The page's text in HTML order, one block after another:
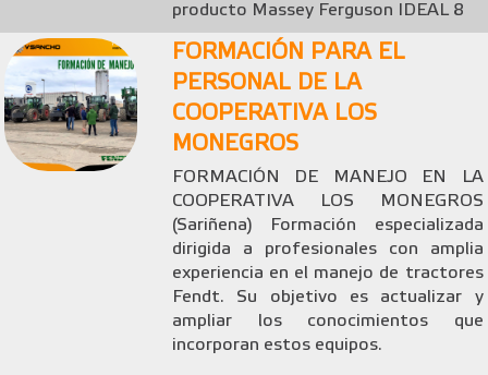
producto Massey Ferguson IDEAL 8
FORMACIÓN PARA EL
PERSONAL DE LA
COOPERATIVA LOS
MONEGROS
FORMACIÓN DE MANEJO EN LA
COOPERATIVA LOS MONEGROS
(Sariñena) Formación especializada
dirigida a profesionales con amplia
experiencia en el manejo de tractores
Fendt. Su objetivo es actualizar y
ampliar los conocimientos que
incorporan estos equipos.